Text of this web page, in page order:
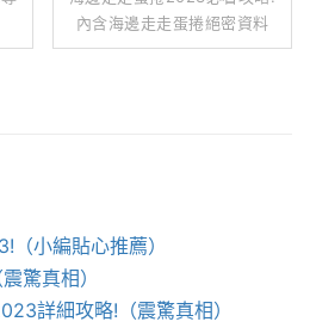
內含海邊走走蛋捲絕密資料
小編貼心推薦）
驚真相）
詳細攻略!（震驚真相）